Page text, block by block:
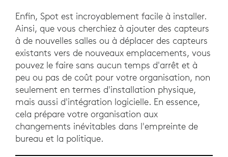
Enfin, Spot est incroyablement facile à installer.
Ainsi, que vous cherchiez à ajouter des capteurs
à de nouvelles salles ou à déplacer des capteurs
existants vers de nouveaux emplacements, vous
pouvez le faire sans aucun temps d'arrêt et à
peu ou pas de coût pour votre organisation, non
seulement en termes d'installation physique,
mais aussi d'intégration logicielle. En essence,
cela prépare votre organisation aux
changements inévitables dans l'empreinte de
bureau et la politique.